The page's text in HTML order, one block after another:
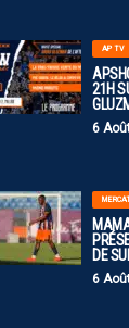
AP TV
21H
6
DE
6
peu plus
dévoilée
à ce
le bon
piste,
le club
de
besoins